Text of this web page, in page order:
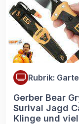
Rubrik:
Gerber Bear
Surival Jagd
Klinge und